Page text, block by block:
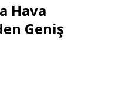
Hava
Geniş